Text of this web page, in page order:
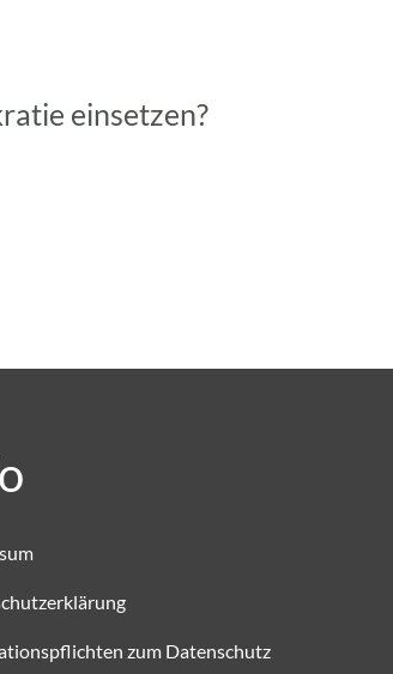
einsetzen?
zum Datenschutz